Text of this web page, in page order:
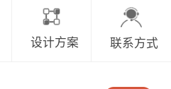
设计方案 联系方式